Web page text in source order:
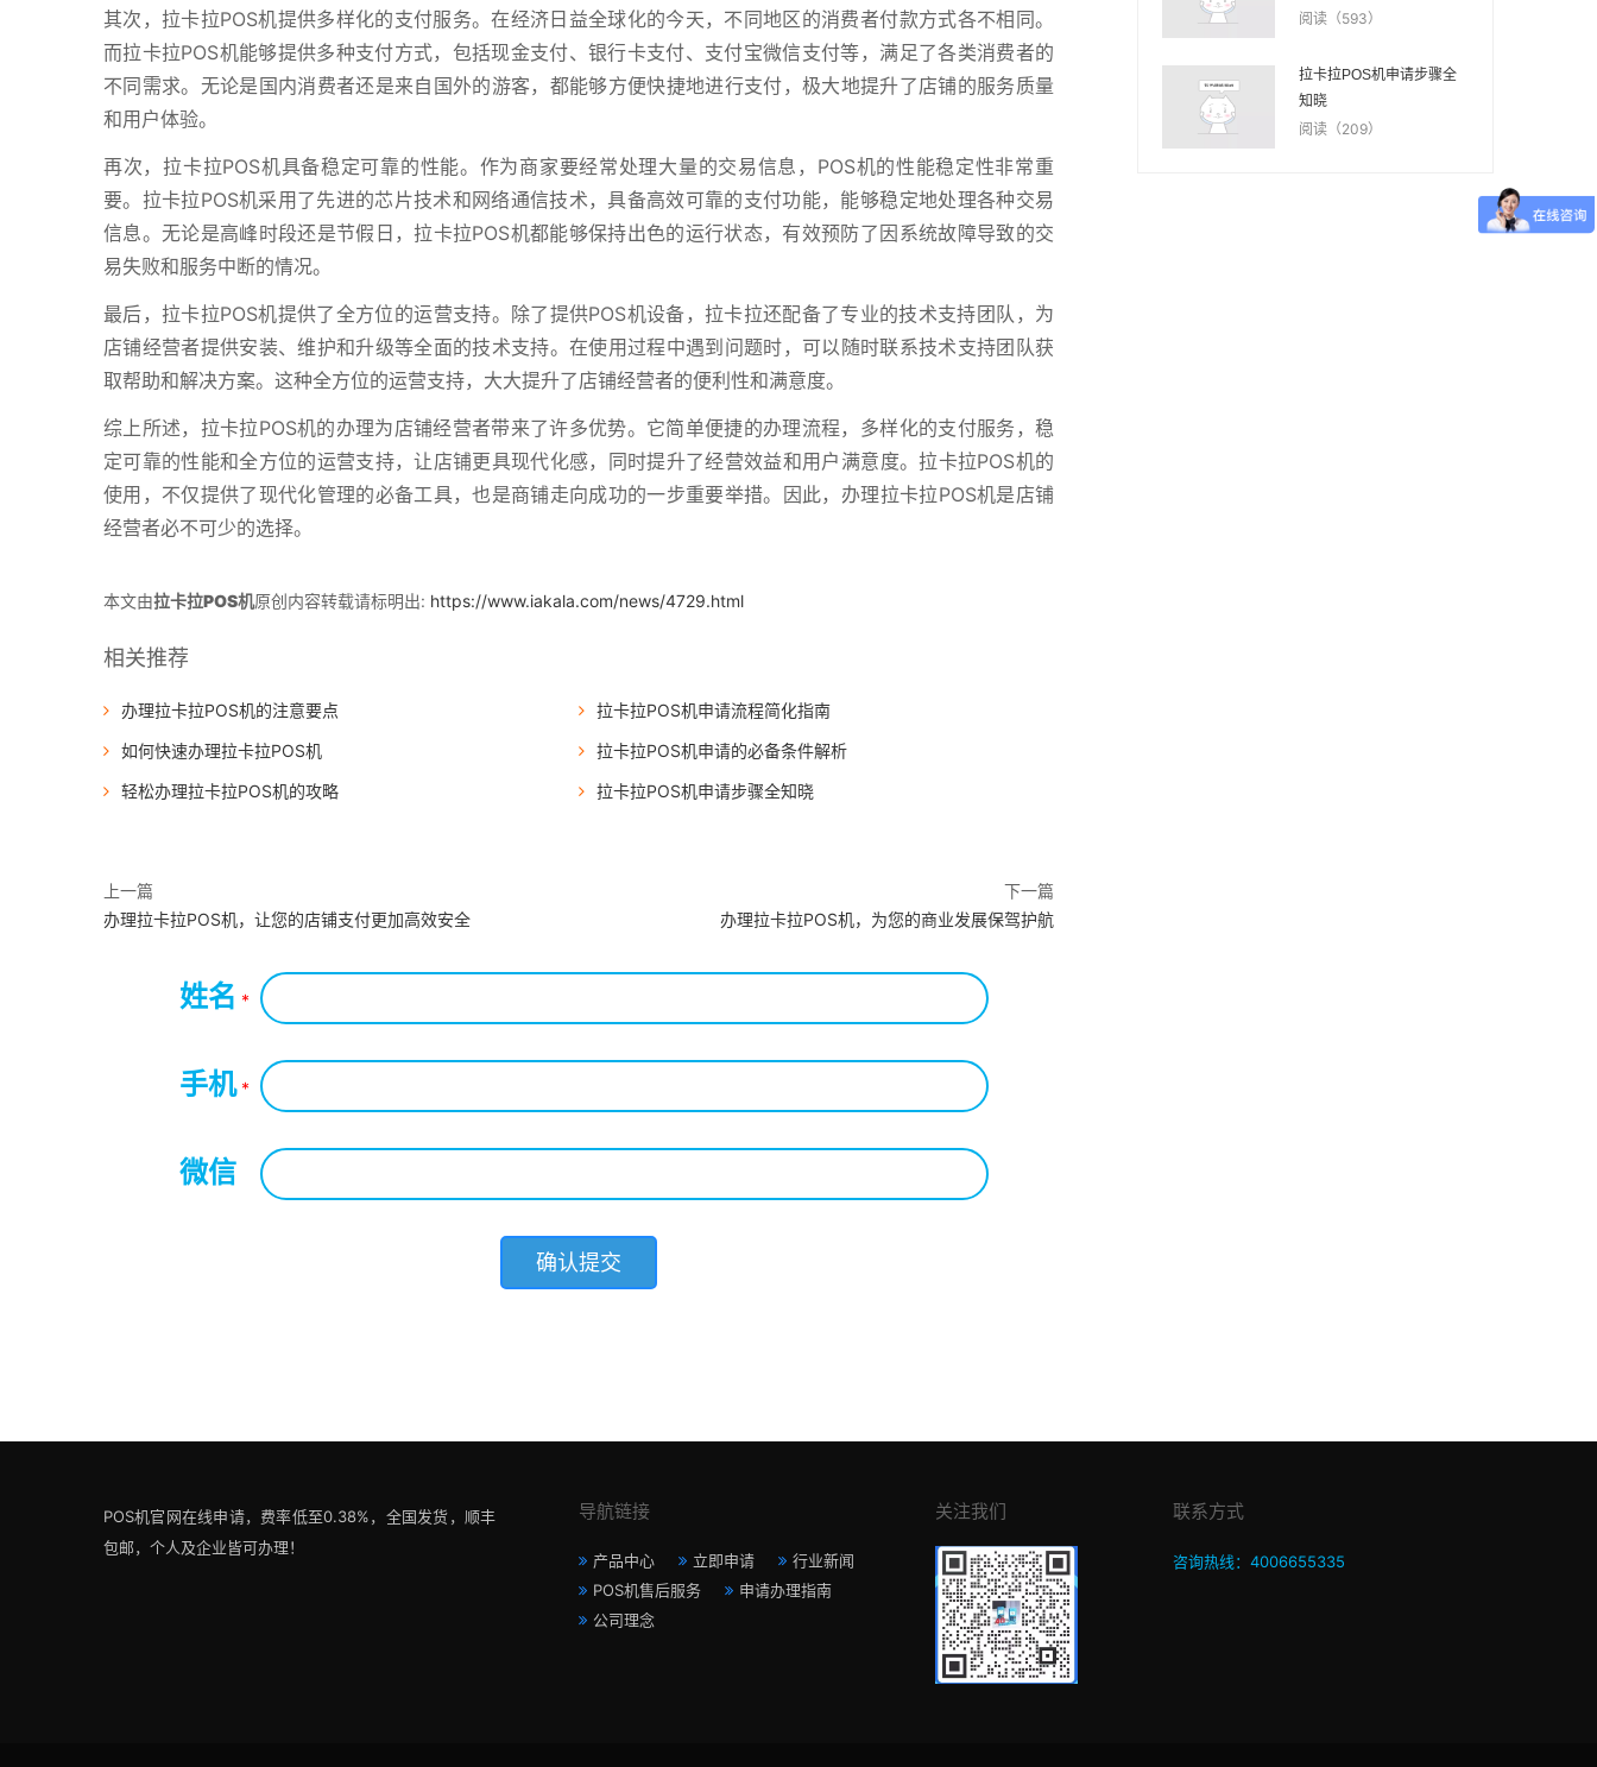
其次，拉卡拉POS机提供多样化的支付服务。在经济日益全球化的今天，不同地区的消费者付款方式各不相同。
而拉卡拉POS机能够提供多种支付方式，包括现金支付、银行卡支付、支付宝微信支付等，满足了各类消费者的
不同需求。无论是国内消费者还是来自国外的游客，都能够方便快捷地进行支付，极大地提升了店铺的服务质量
和用户体验。
再次，拉卡拉POS机具备稳定可靠的性能。作为商家要经常处理大量的交易信息，POS机的性能稳定性非常重
要。拉卡拉POS机采用了先进的芯片技术和网络通信技术，具备高效可靠的支付功能，能够稳定地处理各种交易
信息。无论是高峰时段还是节假日，拉卡拉POS机都能够保持出色的运行状态，有效预防了因系统故障导致的交
易失败和服务中断的情况。
最后，拉卡拉POS机提供了全方位的运营支持。除了提供POS机设备，拉卡拉还配备了专业的技术支持团队，为
店铺经营者提供安装、维护和升级等全面的技术支持。在使用过程中遇到问题时，可以随时联系技术支持团队获
取帮助和解决方案。这种全方位的运营支持，大大提升了店铺经营者的便利性和满意度。
综上所述，拉卡拉POS机的办理为店铺经营者带来了许多优势。它简单便捷的办理流程，多样化的支付服务，稳
定可靠的性能和全方位的运营支持，让店铺更具现代化感，同时提升了经营效益和用户满意度。拉卡拉POS机的
使用，不仅提供了现代化管理的必备工具，也是商铺走向成功的一步重要举措。因此，办理拉卡拉POS机是店铺
经营者必不可少的选择。
本文由拉卡拉POS机原创内容转载请标明出: https://www.iakala.com/news/4729.html
相关推荐
办理拉卡拉POS机的注意要点
拉卡拉POS机申请流程简化指南
如何快速办理拉卡拉POS机
拉卡拉POS机申请的必备条件解析
轻松办理拉卡拉POS机的攻略
拉卡拉POS机申请步骤全知晓
上一篇
办理拉卡拉POS机，让您的店铺支付更加高效安全
下一篇
办理拉卡拉POS机，为您的商业发展保驾护航
姓名 *
手机*
微信
阅读（593）
拉卡拉POS机申请步骤全
知晓
阅读（209）
POS机官网在线申请，费率低至0.38%，全国发货，顺丰
包邮，个人及企业皆可办理！
导航链接
产品中心 立即申请
行业新闻
POS机售后服务
申请办理指南
公司理念
关注我们 联系方式
咨询热线：4006655335